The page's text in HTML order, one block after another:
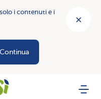
i contenuti e i
Continua
Menu